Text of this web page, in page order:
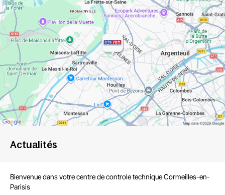
Actualités
Bienvenue dans votre centre decontrole techniqueCormeilles-en-
Parisis